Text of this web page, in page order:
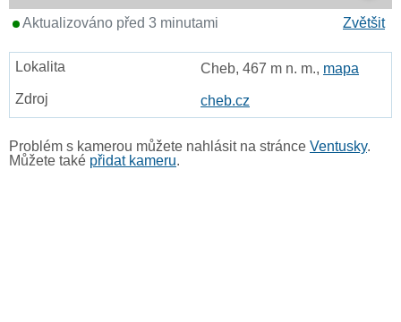
Zvětšit
Aktualizováno před 3 minutami
Cheb, 467 m n. m., mapa
cheb.cz
Problém s kamerou můžete nahlásit na stránce Ventusky.
Můžete také přidat kameru.